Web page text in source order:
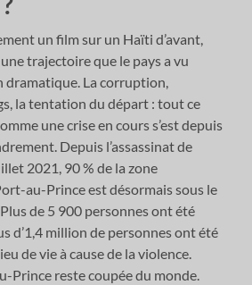
un film sur un Haïti d’avant,
trajectoire que le pays a vu
dramatique. La corruption,
la tentation du départ : tout ce
une crise en cours s’est depuis
Depuis l’assassinat de
2021, 90 % de la zone
au-Prince est désormais sous le
de 5 900 personnes ont été
d’1,4 million de personnes ont été
de vie à cause de la violence.
Prince reste coupée du monde.